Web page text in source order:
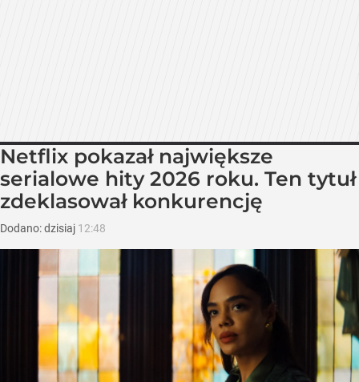
Netflix pokazał największe
serialowe hity 2026 roku. Ten tytuł
zdeklasował konkurencję
Dodano:dzisiaj 12:48